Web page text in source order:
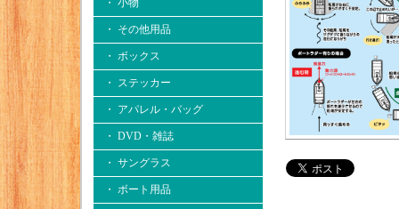
・ 小物
・ その他用品
・ ボックス
・ ステッカー
・ アパレル・バッグ
・ DVD・雑誌
・ サングラス
・ ボート用品